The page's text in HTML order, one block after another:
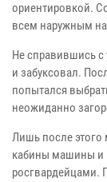
ориентировкой.
всем наружным
Не справившись
и забуксовал.
попытался
неожиданно
Лишь после этого
кабины машины и
росгвардейцами.